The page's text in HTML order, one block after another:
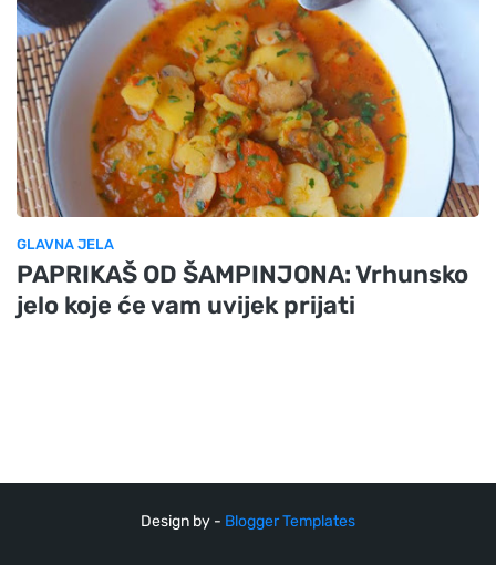
GLAVNA JELA
PAPRIKAŠ OD ŠAMPINJONA: Vrhunsko
jelo koje će vam uvijek prijati
Design by - Blogger Templates